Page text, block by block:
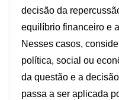
decisão da
equilíbrio financeiro e
Nesses casos,
política, social ou
da questão e a
passa a ser aplicada